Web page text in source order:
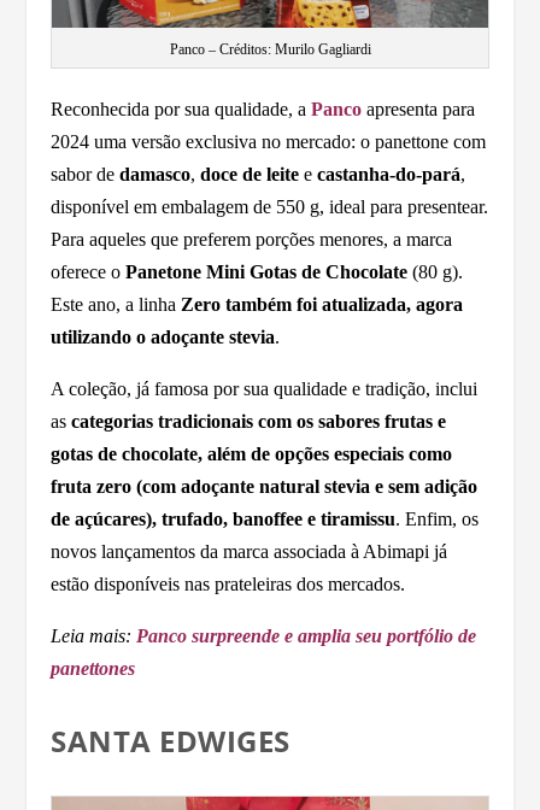
Panco – Créditos: Murilo Gagliardi
Reconhecida por sua qualidade, aPanco apresenta para
2024 uma versão exclusiva no mercado: o panettone com
sabor dedamasco,doce de leite ecastanha-do-pará,
disponível em embalagem de 550 g, ideal para presentear.
Para aqueles que preferem porções menores, a marca
oferece oPanetone Mini Gotas de Chocolate (80 g).
Este ano, a linha Zero também foi atualizada, agora
utilizando o adoçante stevia.
A coleção, já famosa por sua qualidade e tradição, inclui
ascategorias tradicionais com os sabores frutas e
gotas de chocolate, além de opções especiais como
fruta zero (com adoçante natural stevia e sem adição
de açúcares), trufado, banoffee e tiramissu. Enfim, os
novos lançamentos da marca associada à Abimapi já
estão disponíveis nas prateleiras dos mercados.
Leia mais: Panco surpreende e amplia seu portfólio de
panettones
SANTA EDWIGES